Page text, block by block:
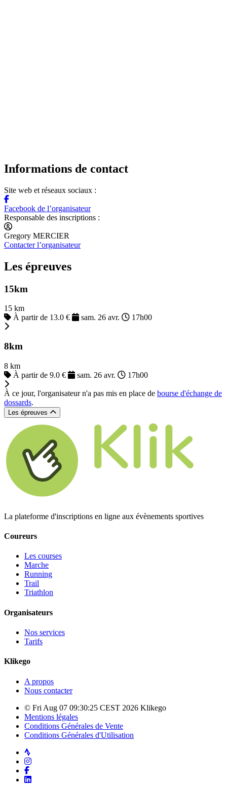
Informations de contact
Site web et réseaux sociaux :
Facebook de l’organisateur
Responsable des inscriptions :
Gregory MERCIER
Contacter l’organisateur
Les épreuves
15km
15 km
À partir de 13.0 €
sam. 26 avr. 17h00
8km
8 km
À partir de 9.0 €
sam. 26 avr. 17h00
À ce jour, l'organisateur n'a pas mis en place de bourse d'échange de
dossards.
Les épreuves
La plateforme d'inscriptions en ligne aux évènements sportives
Coureurs
Les courses
Marche
Running
Trail
Triathlon
Organisateurs
Nos services
Tarifs
Klikego
A propos
Nous contacter
© Fri Aug 07 09:30:25 CEST 2026 Klikego
Mentions légales
Conditions Générales de Vente
Conditions Générales d'Utilisation
Strava
Instagram
Facebook
LinkedIn